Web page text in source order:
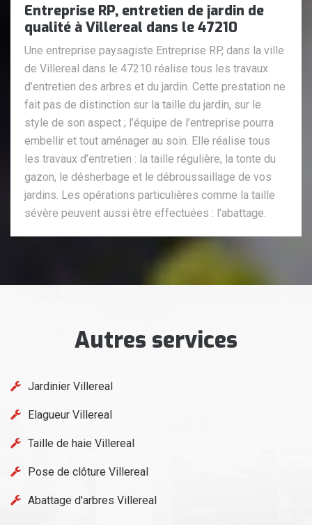
Entreprise RP, entretien de jardin de
qualité à Villereal dans le 47210
Une entreprise paysagiste Entreprise RP, dans la ville
de Villereal dans le 47210 réalise tous les travaux
d’entretien des arbres et du jardin. Cette prestation ne
fait pas de distinction sur la taille du jardin, sur le
style de son aspect ; l’équipe de l’entreprise pourra
embellir et tout aménager au soin. Elle réalise tous
les travaux d’entretien : la taille régulière, la tonte du
gazon, le désherbage et le débroussaillage de vos
jardins. Les opérations particulières comme la taille
sévère peuvent aussi être effectuées : l’abattage.
Autres services
Jardinier Villereal
Elagueur Villereal
Taille de haie Villereal
Pose de clôture Villereal
Abattage d'arbres Villereal